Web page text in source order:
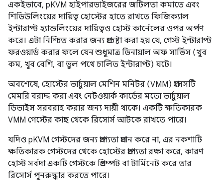
একইভাবে, pKVM হাইপারভাইজরের জটিলতা কমাতে এবং
শিডিউলিংয়ের দায়িত্ব হোস্টের হাতে রাখতে ফিজিক্যাল
ইন্টারাপ্ট হ্যান্ডলিংয়ের দায়িত্বও হোস্ট কার্নেলের ওপর অর্পণ
করে। এটা নিশ্চিত করার জন্য প্রচেষ্টা করা হয় যে, গেস্ট ইন্টারাপ্ট
ফরওয়ার্ড করার ফলে যেন শুধুমাত্র ডিনায়াল অফ সার্ভিস (খুব
কম, খুব বেশি, বা ভুল পথে চালিত ইন্টারাপ্ট) ঘটে।
অবশেষে, হোস্টের ভার্চুয়াল মেশিন মনিটর (VMM) প্রসেসটি
মেমরি বরাদ্দ করা এবং নেটওয়ার্ক কার্ডের মতো ভার্চুয়াল
ডিভাইস সরবরাহ করার জন্য দায়ী থাকে। একটি ক্ষতিকারক
VMM গেস্টের কাছ থেকে রিসোর্স আটকে রাখতে পারে।
যদিও pKVM গেস্টদের জন্য প্রাপ্যতা প্রদান করে না, এর নকশাটি
ক্ষতিকারক গেস্টদের থেকে হোস্টের প্রাপ্যতা রক্ষা করে, কারণ
হোস্ট সর্বদা একটি গেস্টকে প্রিএম্পট বা টার্মিনেট করে তার
রিসোর্স পুনরুদ্ধার করতে পারে।